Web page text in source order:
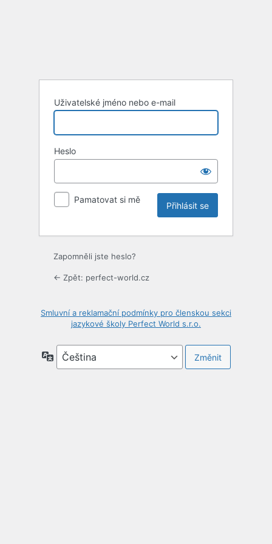
Uživatelské jméno nebo e-mail
Heslo
Pamatovat si mě
Zapomněli jste heslo?
← Zpět: perfect-world.cz
Smluvní a reklamační podmínky pro členskou sekci
jazykové školy Perfect World s.r.o.
Jazyky